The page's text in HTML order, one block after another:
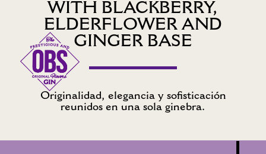
WITH BLACKBERRY,
ELDERFLOWER AND
GINGER BASE
Originalidad, elegancia y sofisticación
reunidos en una sola ginebra.